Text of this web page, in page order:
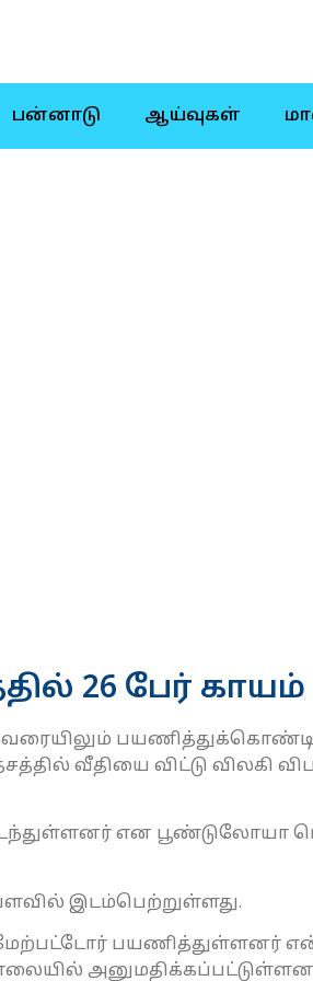
பன்னாடு ஆய்வுகள்
26 பேர் காயம்
வீதியை விட்டு விலகி
என பூண்டுலோயா
இடம்பெற்றுள்ளது.
பயணித்துள்ளனர்